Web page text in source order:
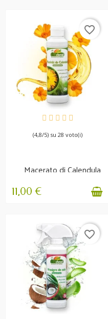
DISPONIBILE
favorite_border
(4,8/5) su 28 voto(i)
Macerato di Calendula
Irritazione e prurito
11,00 €
favorite_border